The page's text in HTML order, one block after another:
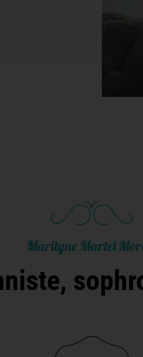
Marilyne Martel